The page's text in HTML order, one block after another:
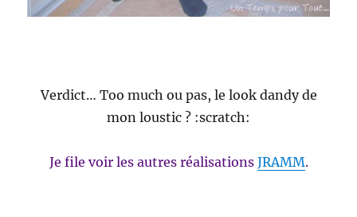
Verdict… Too much ou pas, le look dandy de
mon loustic ? :scratch:
Je file voir les autres réalisations JRAMM.